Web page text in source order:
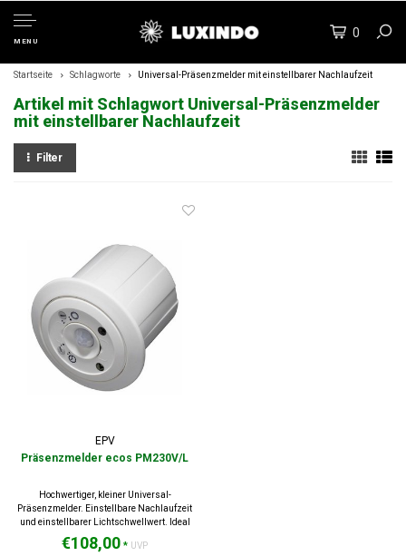
MENU
0
Startseite Schlagworte Universal-Präsenzmelder mit einstellbarer Nachlaufzeit
Artikel mit Schlagwort Universal-Präsenzmelder
mit einstellbarer Nachlaufzeit
Filter
EPV
Präsenzmelder ecos PM230V/L
Hochwertiger, kleiner Universal-
Präsenzmelder. Einstellbare Nachlaufzeit
und einstellbarer Lichtschwellwert. Ideal
geeignet für die Nachrüstung nicht-
dimmbarer Beleuchtung. Überlegene
€108,00 * UVP